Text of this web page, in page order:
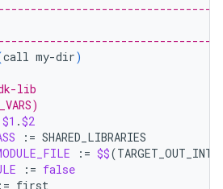
call my-dir)
lib
$1 .$2
:=
:= $$(
:= false
:=